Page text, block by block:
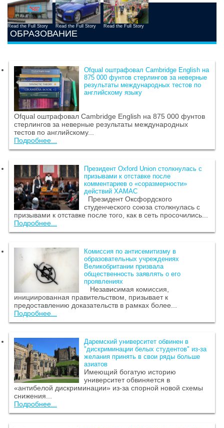
Read the Full Story Read the Full Story Read the Full Story
ОБРАЗОВАНИЕ
Ofqual оштрафовал Cambridge English на
875 000 фунтов стерлингов за неверные
результаты международных тестов по
английскому языку
Ofqual оштрафовал Cambridge English на 875 000 фунтов
стерлингов за неверные результаты международных
тестов по английскому...
Подробнее...
Президент Oxford Union столкнулась с
призывами к отставке после
комментариев о «соразмерности»
действий ХАМАС
Президент Оксфордского
студенческого союза столкнулась с
призывами к отставке после того, как в сеть просочились...
Подробнее...
Комиссия по антисемитизму в
образовательных учреждениях
Великобритании призвала
общественность заявлять о его
проявлениях
Независимая комиссия,
инициированная правительством, призывает к
предоставлению доказательств в рамках более...
Подробнее...
Даремский университет обвинен в
"дискриминации белых студентов" из-за
желания принять в свои ряды больше
азиатов
Имеющий богатую историю
университет обвиняется в
«антибелой дискриминации» из-за спорной новой схемы
снижения...
Подробнее...